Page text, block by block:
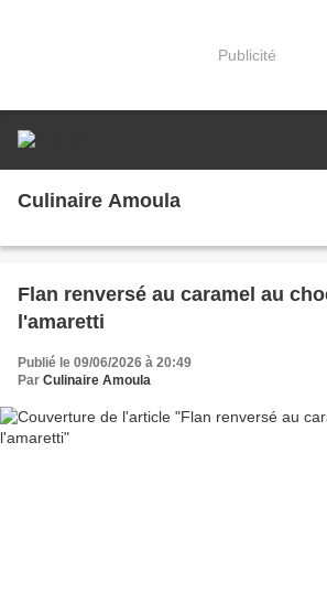
Publicité
Culinaire Amoula
Flan renversé au caramel au
l'amaretti
Publié le 09/06/2026 à 20:49
Par Culinaire Amoula